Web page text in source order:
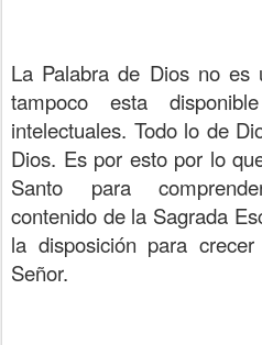
La Palabra de Dios no es
tampoco esta
intelectuales. Todo lo de
Dios. Es por esto por lo
Santo para
contenido de la Sagrada
la disposición para
Señor.